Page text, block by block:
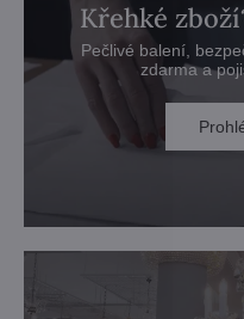
Křehké
Pečlivé balení,
zdarma a